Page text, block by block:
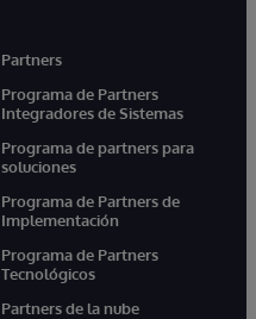
Partners
Programa de Partners
Integradores de Sistemas
Programa de partners para
soluciones
Programa de Partners de
Implementación
Programa de Partners
Tecnológicos
Partners de la nube